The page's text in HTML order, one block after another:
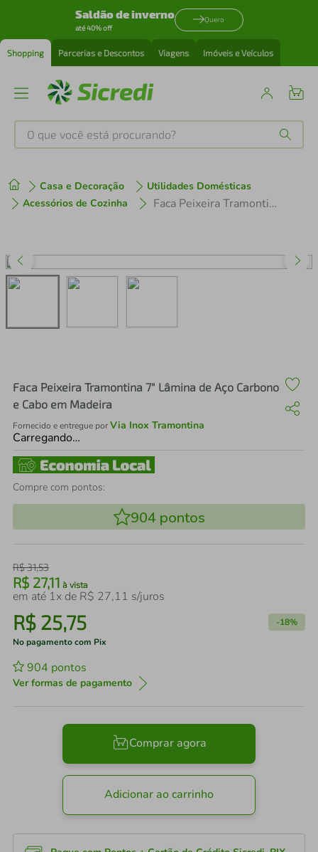
Saldão de inverno
até 40% off
Quero
Shopping Parcerias e Descontos Viagens Imóveis e Veículos
O que você está procurando?
Casa e Decoração
Utilidades Domésticas
Acessórios de Cozinha
Faca Peixeira Tramontina 7" Lâmina de Aço Carbono e Cabo em Madeira
Faca Peixeira Tramontina 7" Lâmina de Aço Carbono
e Cabo em Madeira
Fornecido e entregue porVia Inox Tramontina
Carregando…
Compre com pontos:
904pontos
R$31,53
R$ 27,11 à vista
em até 1x de R$ 27,11 s/juros
R$ 25,75 -18%
No pagamento com Pix
904 pontos
Ver formas de pagamento
Comprar agora
Adicionar ao carrinho
1º tenis
3º perfume